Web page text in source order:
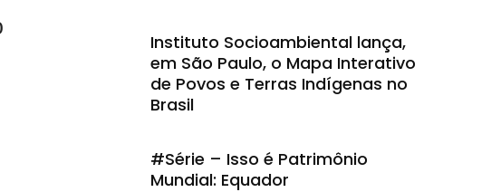
Instituto Socioambiental lança,
em São Paulo, o Mapa Interativo
de Povos e Terras Indígenas no
Brasil
#Série – Isso é Patrimônio
Mundial: Equador